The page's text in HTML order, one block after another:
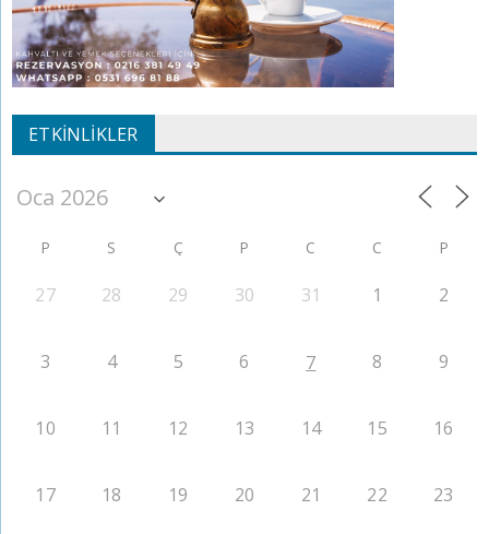
ETKINLIKLER
P S Ç P C C P
27 28 29 30 31 1 2
3 4 5 6 7 8 9
10 11 12 13 14 15 16
17 18 19 20 21 22 23